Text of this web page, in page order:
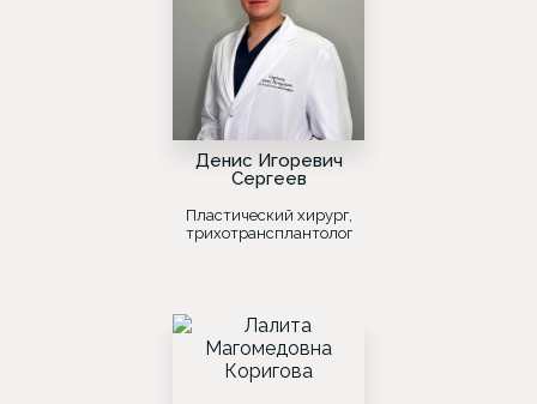
Денис Игоревич
Сергеев
Пластический хирург,
трихотрансплантолог